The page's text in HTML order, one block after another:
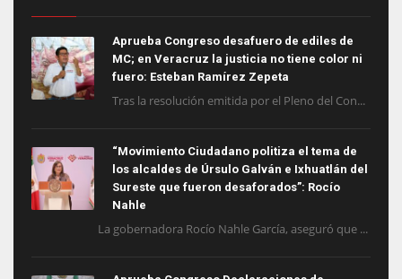
Aprueba Congreso desafuero de ediles de
MC; en Veracruz la justicia no tiene color ni
fuero: Esteban Ramírez Zepeta
Tras la resolución emitida por el Pleno del Con...
“Movimiento Ciudadano politiza el tema de
los alcaldes de Úrsulo Galván e Ixhuatlán del
Sureste que fueron desaforados”: Rocío
Nahle
La gobernadora Rocío Nahle García, aseguró que ...